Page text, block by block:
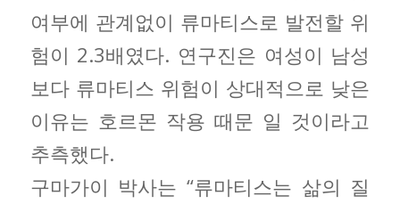
여부에 관계없이 류마티스로 발전할 위
험이 2.3배였다. 연구진은 여성이 남성
보다 류마티스 위험이 상대적으로 낮은
이유는 호르몬 작용 때문 일 것이라고
추측했다.
구마가이 박사는 “류마티스는 삶의 질